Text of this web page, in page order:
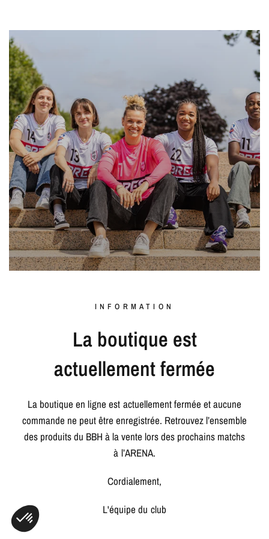
INFORMATION
La boutique est
actuellement fermée
La boutique en ligne est actuellement fermée et aucune
commande ne peut être enregistrée. Retrouvez l’ensemble
des produits du BBH à la vente lors des prochains matchs
à l’ARENA.
Cordialement,
L'équipe du club